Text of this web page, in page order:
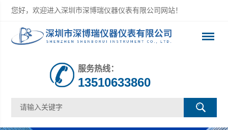
您好，欢迎进入深圳市深博瑞仪器仪表有限公司网站！
服务热线：
13510633860